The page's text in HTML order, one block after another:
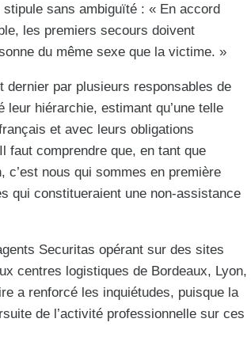
sans ambiguïté : « En accord
les premiers secours doivent
du même sexe que la victime. »
dernier par plusieurs responsables de
hiérarchie, estimant qu’une telle
et avec leurs obligations
faut comprendre que, en tant que
nous qui sommes en première
qui constitueraient une non-assistance
Securitas opérant sur des sites
centres logistiques de Bordeaux, Lyon,
a renforcé les inquiétudes, puisque la
de l’activité professionnelle sur ces